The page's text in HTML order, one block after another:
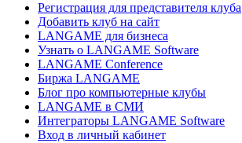
Регистрация для представителя клуба
Добавить клуб на сайт
LANGAME для бизнеса
Узнать о LANGAME Software
LANGAME Conference
Биржа LANGAME
Блог про компьютерные клубы
LANGAME в СМИ
Интеграторы LANGAME Software
Вход в личный кабинет